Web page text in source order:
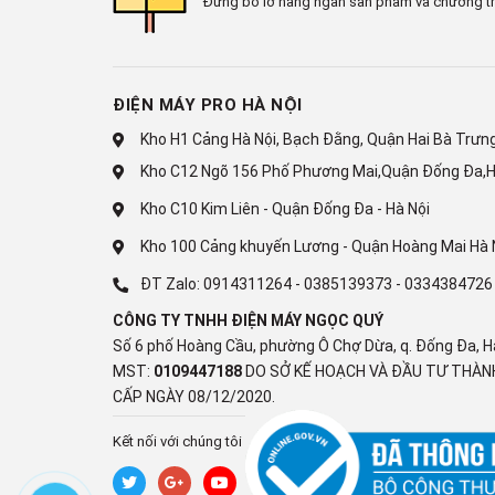
* Hình ảnh chỉ mang tính chất minh họa
ĐIỆN MÁY PRO HÀ NỘI
Kho H1 Cảng Hà Nội, Bạch Đằng, Quận Hai Bà
Kho C12 Ngõ 156 Phố Phương Mai,Quận Đống
Kho C10 Kim Liên - Quận Đống Đa - Hà Nội
Kho 100 Cảng khuyến Lương - Quận Hoàng Mai Hà
ĐT Zalo: 0914311264 - 0385139373 - 0334384726
CÔNG TY TNHH ĐIỆN MÁY NGỌC QUÝ
Số 6 phố Hoàng Cầu, phường Ô Chợ Dừa, q. Đống Đa,
MST: 0109447188DO SỞ KẾ HOẠCH VÀ ĐẦU TƯ
CẤP NGÀY 08/12/2020.
Kết nối với chúng tôi